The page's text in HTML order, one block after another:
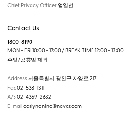
Chief Privacy Officer 엄일선
Contact Us
1800-8190
MON - FRI 10:00 - 17:00 / BREAK TIME 12:00 - 13:00
주말/공휴일 제외
Address서울특별시 광진구 자양로 217
Fax02-538-1311
A/S02-4369-2632
E-mailcarlynonline@naver.com